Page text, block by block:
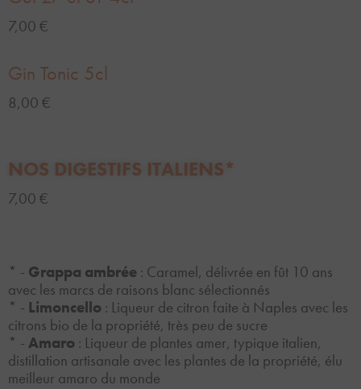
7,00 €
Gin Tonic 5cl
8,00 €
NOS DIGESTIFS ITALIENS*
7,00 €
* - Grappa ambrée : Caramel, délivrée en fût 10 ans
avec les marcs de raisons blanc sélectionnés
* - Limoncello : Liqueur de citron faite à Naples avec les
citrons bio de la propriété, très peu de sucre
* - Amaro : Liqueur de plantes amer, typique italien,
distillation artisanale avec les plantes de la propriété, élu
meilleur amaro du monde